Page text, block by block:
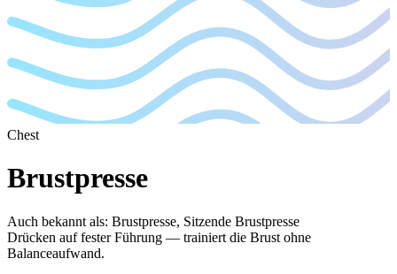
Chest
Brustpresse
Auch bekannt als: Brustpresse, Sitzende Brustpresse
Drücken auf fester Führung — trainiert die Brust ohne
Balanceaufwand.